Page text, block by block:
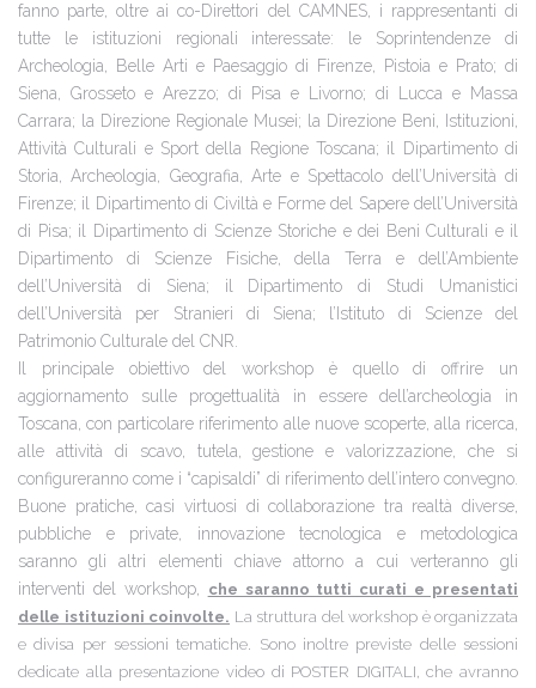
fanno parte, oltre ai co-Direttori del CAMNES, i rappresentanti di
tutte le istituzioni regionali interessate: le Soprintendenze di
Archeologia, Belle Arti e Paesaggio di Firenze, Pistoia e Prato; di
Siena, Grosseto e Arezzo; di Pisa e Livorno; di Lucca e Massa
Carrara; la Direzione Regionale Musei; la Direzione Beni, Istituzioni,
Attività Culturali e Sport della Regione Toscana; il Dipartimento di
Storia, Archeologia, Geografia, Arte e Spettacolo dell’Università di
Firenze; il Dipartimento di Civiltà e Forme del Sapere dell’Università
di Pisa; il Dipartimento di Scienze Storiche e dei Beni Culturali e il
Dipartimento di Scienze Fisiche, della Terra e dell’Ambiente
dell’Università di Siena; il Dipartimento di Studi Umanistici
dell’Università per Stranieri di Siena; l’Istituto di Scienze del
Patrimonio Culturale del CNR.
Il principale obiettivo del workshop è quello di offrire un
aggiornamento sulle progettualità in essere dell’archeologia in
Toscana, con particolare riferimento alle nuove scoperte, alla ricerca,
alle attività di scavo, tutela, gestione e valorizzazione, che si
configureranno come i “capisaldi” di riferimento dell’intero convegno.
Buone pratiche, casi virtuosi di collaborazione tra realtà diverse,
pubbliche e private, innovazione tecnologica e metodologica
saranno gli altri elementi chiave attorno a cui verteranno gli
interventi del workshop,
che saranno tutti curati e presentati
delle istituzioni coinvolte. La struttura del workshop è organizzata
e divisa per sessioni tematiche. Sono inoltre previste delle sessioni
dedicate alla presentazione video di POSTER DIGITALI, che avranno